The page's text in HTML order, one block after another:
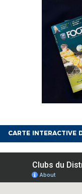
CARTE INTERACTIVE